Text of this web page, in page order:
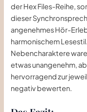
der Hex Files-Reihe,
dieser
angenehmes Hör-
harmonischem
Nebencharaktere
etwas unangenehm,
hervorragend zur
negativ bewerten.